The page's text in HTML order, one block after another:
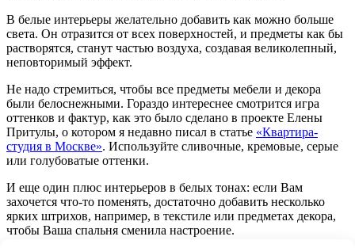
В белые интерьеры желательно добавить как можно больше
света. Он отразится от всех поверхностей, и предметы как бы
растворятся, станут частью воздуха, создавая великолепный,
неповторимый эффект.
Не надо стремиться, чтобы все предметы мебели и декора
были белоснежными. Гораздо интереснее смотрится игра
оттенков и фактур, как это было сделано в проекте Елены
Притулы, о котором я недавно писал в статье «Квартира-
студия в Москве». Используйте сливочные, кремовые, серые
или голубоватые оттенки.
И еще один плюс интерьеров в белых тонах: если Вам
захочется что-то поменять, достаточно добавить несколько
ярких штрихов, например, в текстиле или предметах декора,
чтобы Ваша спальня сменила настроение.